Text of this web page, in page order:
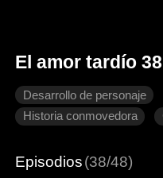
El amor tardío 38
Desarrollo de personaje
Historia conmovedora
Episodios(38/48)